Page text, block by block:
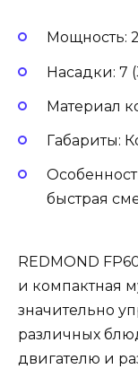
Мощность:
Насадки: 7
Материал
Габариты:
быстрая
REDMOND
и компактная
значительно
различных
двигателю и